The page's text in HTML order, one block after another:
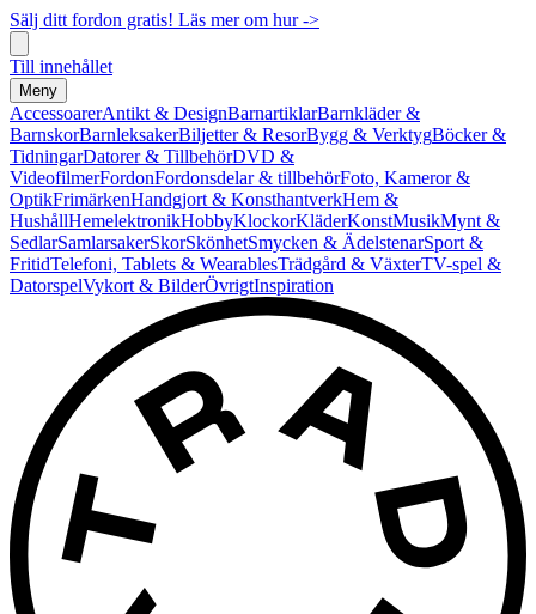
Sälj ditt fordon gratis! Läs mer om hur ->
Till innehållet
Meny
AccessoarerAntikt & DesignBarnartiklarBarnkläder &
BarnskorBarnleksakerBiljetter & ResorBygg & VerktygBöcker &
TidningarDatorer & TillbehörDVD &
VideofilmerFordonFordonsdelar & tillbehörFoto, Kameror &
OptikFrimärkenHandgjort & KonsthantverkHem &
HushållHemelektronikHobbyKlockorKläderKonstMusikMynt &
SedlarSamlarsakerSkorSkönhetSmycken & ÄdelstenarSport &
FritidTelefoni, Tablets & WearablesTrädgård & VäxterTV-spel &
DatorspelVykort & BilderÖvrigtInspiration